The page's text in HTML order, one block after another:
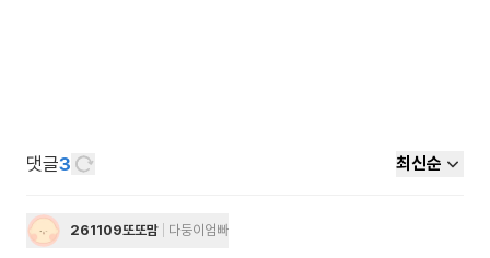
댓글3 최신순
261109또또맘 다둥이엄빠